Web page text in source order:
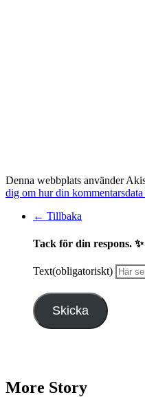
Denna webbplats använder
dig om hur din kommentarsdata
← Tillbaka
Tack för din respons. ✨
Text(obligatoriskt)
Skicka
More Story